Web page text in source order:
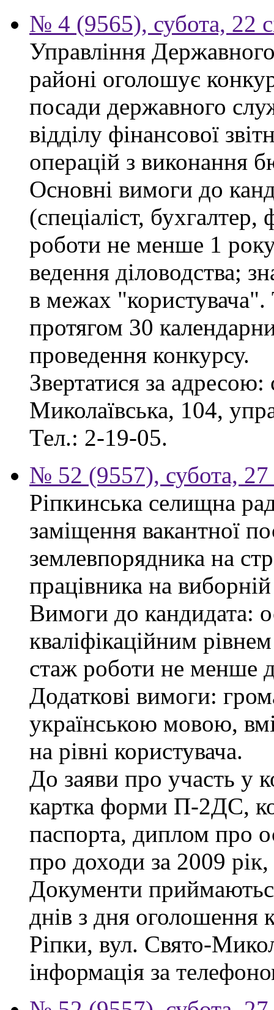
№ 4 (9565), субота, 22
Управління
районі оголошує
посади державного
відділу фінансової
операцій з виконання
Основні вимоги до
(спеціаліст,
роботи не менше 1
ведення діловодства;
в межах "користувача".
протягом 30
проведення конкурсу.
Звертатися за
Миколаївська, 104,
Тел.: 2-19-05.
№ 52 (9557), субота, 27
Ріпкинська селищна
заміщення вакантної
землевпорядника на
працівника на
Вимоги до кандидата:
кваліфікаційним
стаж роботи не менше
Додаткові вимоги:
українською мовою,
на рівні користувача.
До заяви про участь у
картка форми П-2ДС,
паспорта, диплом про
про доходи за 2009
Документи
днів з дня оголошення
Ріпки, вул. Свято-
інформація за